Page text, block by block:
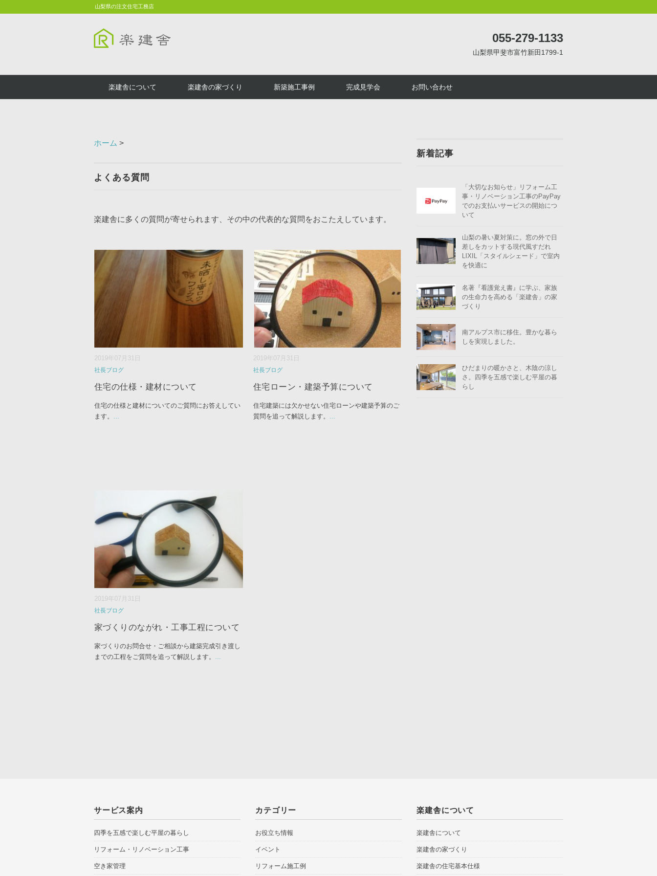
山梨県の注文住宅工務店
055-279-1133
山梨県甲斐市富竹新田1799-1
楽建舎について 楽建舎の家づくり 新築施工事例 完成見学会 お問い合わせ
ホーム >
よくある質問
楽建舎に多くの質問が寄せられます、その中の代表的な質問をおこたえしています。
2019年07月31日
社長ブログ
住宅の仕様・建材について
住宅の仕様と建材についてのご質問にお答えしてい
ます。 ...
2019年07月31日
社長ブログ
住宅ローン・建築予算について
住宅建築には欠かせない住宅ローンや建築予算のご
質問を追って解説します。 ...
2019年07月31日
社長ブログ
家づくりのながれ・工事工程について
家づくりのお問合せ・ご相談から建築完成引き渡し
までの工程をご質問を追って解説します。 ...
新着記事
「大切なお知らせ」リフォーム工
事・リノベーション工事のPayPay
でのお支払いサービスの開始につ
いて
山梨の暑い夏対策に。窓の外で日
差しをカットする現代風すだれ
LIXIL「スタイルシェード」で室内
を快適に
名著『看護覚え書』に学ぶ、家族
の生命力を高める「楽建舎」の家
づくり
南アルプス市に移住。豊かな暮ら
しを実現しました。
ひだまりの暖かさと、木陰の涼し
さ。四季を五感で楽しむ平屋の暮
らし
サービス案内
四季を五感で楽しむ平屋の暮らし
リフォーム・リノベーション工事
空き家管理
カテゴリー
お役立ち情報
イベント
リフォーム施工例
楽建舎について
楽建舎について
楽建舎の家づくり
楽建舎の住宅基本仕様